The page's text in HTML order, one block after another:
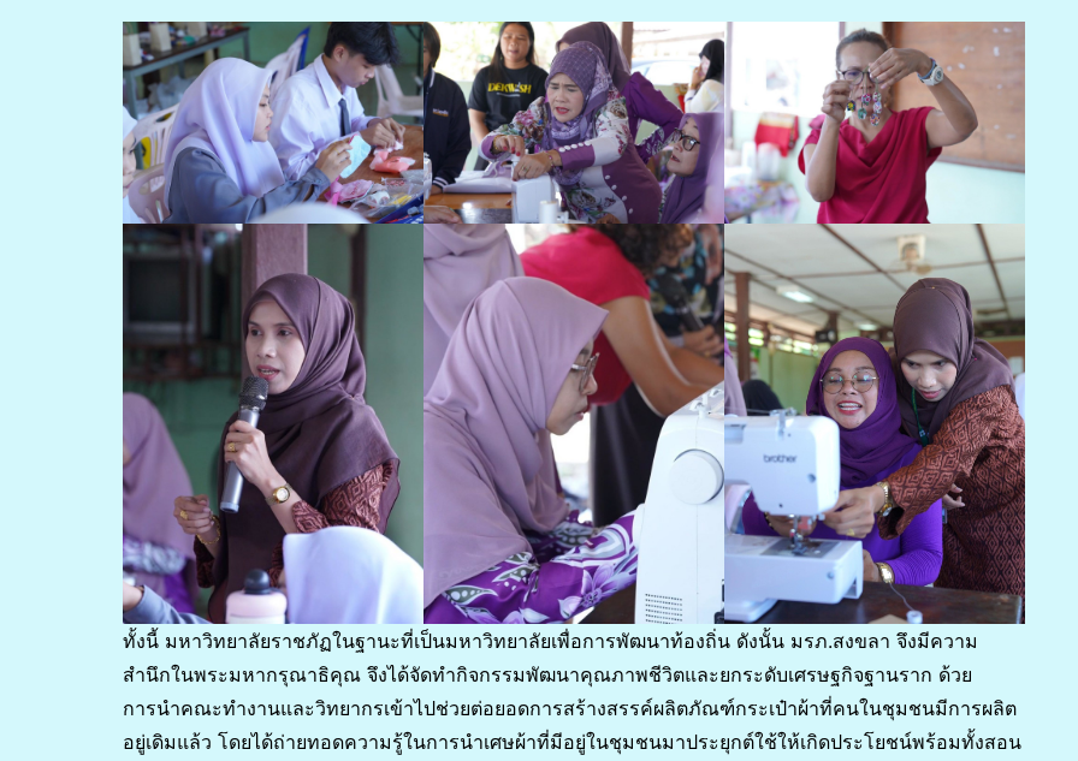
ทั้งนี้ มหาวิทยาลัยราชภัฏในฐานะที่เป็นมหาวิทยาลัยเพื่อการพัฒนาท้องถิ่น ดังนั้น มรภ.สงขลา จึงมีความ
สำนึกในพระมหากรุณาธิคุณ จึงได้จัดทำกิจกรรมพัฒนาคุณภาพชีวิตและยกระดับเศรษฐกิจฐานราก ด้วย
การนำคณะทำงานและวิทยากรเข้าไปช่วยต่อยอดการสร้างสรรค์ผลิตภัณฑ์กระเป๋าผ้าที่คนในชุมชนมีการผลิต
อยู่เดิมแล้ว โดยได้ถ่ายทอดความรู้ในการนำเศษผ้าที่มีอยู่ในชุมชนมาประยุกต์ใช้ให้เกิดประโยชน์พร้อมทั้งสอน